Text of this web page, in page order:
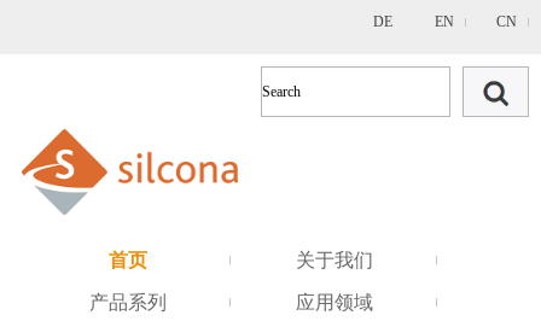
CN
EN
DE
首页 关于我们
产品系列 应用领域